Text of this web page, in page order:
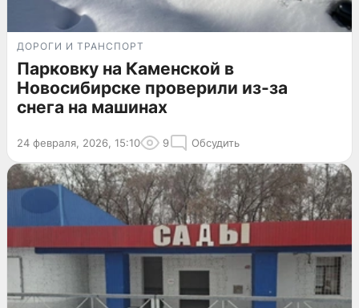
ДОРОГИ И ТРАНСПОРТ
Парковку на Каменской в
Новосибирске проверили из-за
снега на машинах
24 февраля, 2026, 15:10 9 Обсудить